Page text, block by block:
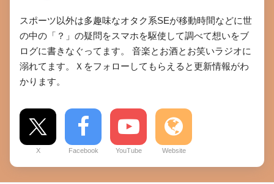
スポーツ以外は多趣味なオタク系SEが移動時間などに世
の中の「？」の疑問をスマホを駆使して調べて想いをブ
ログに書きなぐってます。 音楽とお酒とお笑いラジオに
溺れてます。Ｘをフォローしてもらえると更新情報がわ
かります。
X Facebook YouTube Website